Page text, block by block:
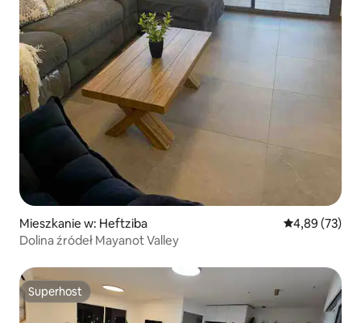
Mieszkanie w: Heftziba Średnia
4,89 (73)
Dolina źródeł Mayanot Valley
Superhost
Superhost